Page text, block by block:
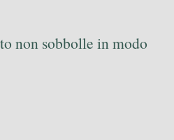
non sobbolle in modo